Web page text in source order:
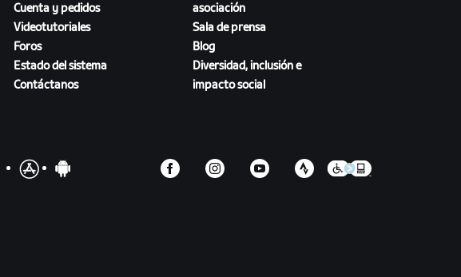
Cuenta y pedidos
Videotutoriales
Foros
Estado del sistema
Contáctanos
asociación
Sala de prensa
Blog
Diversidad, inclusión e
impacto social